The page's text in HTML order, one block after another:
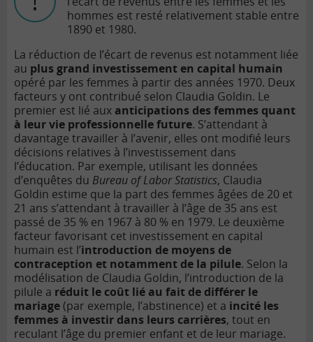
hommes est resté relativement stable entre
1890 et 1980.
La réduction de l’écart de revenus est notamment liée
au plus grand investissement en capital humain
opéré par les femmes à partir des années 1970. Deux
facteurs y ont contribué selon Claudia Goldin. Le
premier est lié aux anticipations des femmes quant
à leur vie professionnelle future. S’attendant à
davantage travailler à l’avenir, elles ont modifié leurs
décisions relatives à l’investissement dans
l’éducation. Par exemple, utilisant les données
d’enquêtes du Bureau of Labor Statistics, Claudia
Goldin estime que la part des femmes âgées de 20 et
21 ans s’attendant à travailler à l’âge de 35 ans est
passé de 35 % en 1967 à 80 % en 1979. Le deuxième
facteur favorisant cet investissement en capital
humain est l’introduction de moyens de
contraception et notamment de la pilule. Selon la
modélisation de Claudia Goldin, l’introduction de la
pilule a réduit le coût lié au fait de différer le
mariage(par exemple, l’abstinence) et a incité les
femmes à investir dans leurs carrières, tout en
reculant l’âge du premier enfant et de leur mariage.